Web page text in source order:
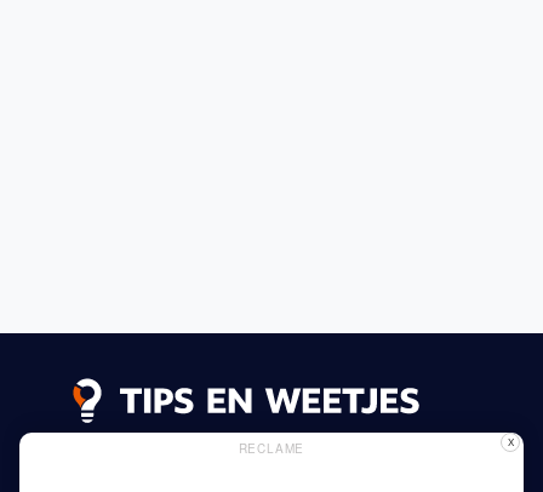
RECLAME X